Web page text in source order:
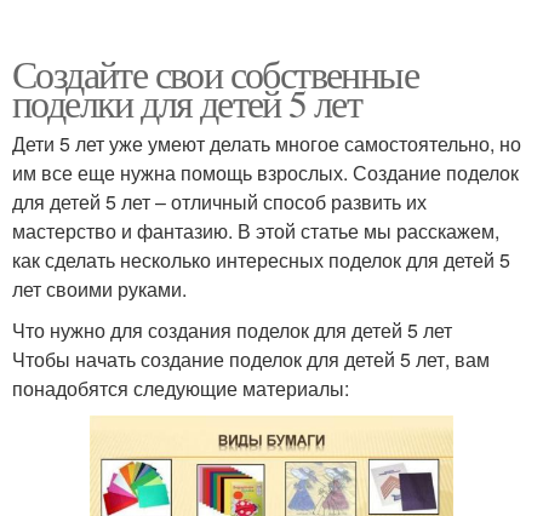
Создайте свои собственные
поделки для детей 5 лет
Дети 5 лет уже умеют делать многое самостоятельно, но
им все еще нужна помощь взрослых. Создание поделок
для детей 5 лет – отличный способ развить их
мастерство и фантазию. В этой статье мы расскажем,
как сделать несколько интересных поделок для детей 5
лет своими руками.
Что нужно для создания поделок для детей 5 лет
Чтобы начать создание поделок для детей 5 лет, вам
понадобятся следующие материалы: